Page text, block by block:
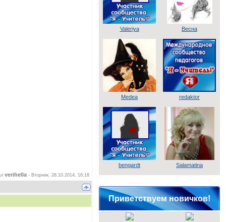
verihella - Вторник, 28.10.2014, 16:18
Valeriya Весна
Medea redaktor
bengardt Salamatina
Приветствуем новичков!